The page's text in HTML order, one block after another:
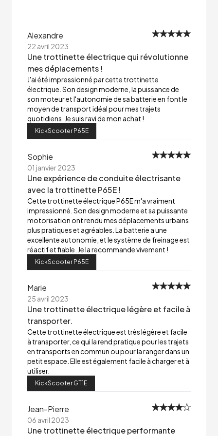
Alexandre
22 avril 2023
Une trottinette électrique qui révolutionne
mes déplacements !
J'ai été impressionné par cette trottinette
électrique. Son design moderne, la puissance de
son moteur et l'autonomie de sa batterie en font le
moyen de transport idéal pour mes trajets
quotidiens. Je suis ravi de mon achat !
KickScooter P65E
Sophie
01 janvier 2023
Une expérience de conduite électrisante
avec la trottinette P65E !
Cette trottinette électrique P65E m'a vraiment
impressionné. Son design moderne et sa puissante
motorisation ont rendu mes déplacements urbains
plus pratiques et agréables. La batterie a une
excellente autonomie, et le système de freinage est
réactif et fiable. Je la recommande vivement !
KickScooter P65E
Marie
25 avril 2023
Une trottinette électrique légère et facile à
transporter.
Cette trottinette électrique est très légère et facile
à transporter, ce qui la rend pratique pour les trajets
en transports en commun ou pour la ranger dans un
petit espace. Elle est également facile à charger et à
utiliser.
KickScooter GT1E
Jean-Pierre
06 avril 2023
Une trottinette électrique performante